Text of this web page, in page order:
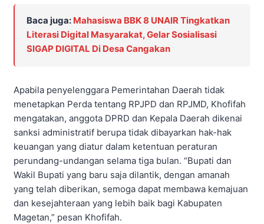
Baca juga: Mahasiswa BBK 8 UNAIR Tingkatkan
Literasi Digital Masyarakat, Gelar Sosialisasi
SIGAP DIGITAL Di Desa Cangakan
Apabila penyelenggara Pemerintahan Daerah tidak
menetapkan Perda tentang RPJPD dan RPJMD, Khofifah
mengatakan, anggota DPRD dan Kepala Daerah dikenai
sanksi administratif berupa tidak dibayarkan hak-hak
keuangan yang diatur dalam ketentuan peraturan
perundang-undangan selama tiga bulan. “Bupati dan
Wakil Bupati yang baru saja dilantik, dengan amanah
yang telah diberikan, semoga dapat membawa kemajuan
dan kesejahteraan yang lebih baik bagi Kabupaten
Magetan,” pesan Khofifah.